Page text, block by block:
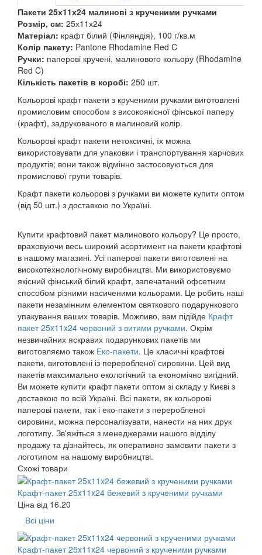
Пакети 25х11х24 малинові з крученими ручками
Розмір, см: 25х11х24
Матеріал: крафт білий (Фінляндія), 100 г/кв.м
Колір пакету: Pantone Rhodamine Red C
Ручки: паперові кручені, малинового кольору (Rhodamine
Red C)
Кількість пакетів в коробі: 250 шт.
Кольорові крафт пакети з крученими ручками виготовлені
промисловим способом з високоякісної фінської паперу
(крафт), задрукованого в малиновий колір.
Кольорові крафт пакети нетоксичні, їх можна
використовувати для упаковки і транспортування харчових
продуктів; вони також відмінно застосовуються для
промислової групи товарів.
Крафт пакети кольорові з ручками ви можете купити оптом
(від 50 шт.) з доставкою по Україні.
Купити крафтовий пакет малинового кольору? Це просто,
враховуючи весь широкий асортимент на пакети крафтові
в нашому магазині. Усі паперові пакети виготовлені на
високотехнологічному виробництві. Ми використовуємо
якісний фінський білий крафт, запечатаний офсетним
способом різними насиченими кольорами. Це робить наші
пакети незамінним елементом святкового подарункового
упакування ваших товарів. Можливо, вам підійде Крафт
пакет 25x11x24 червоний з витими ручками. Окрім
незвичайних яскравих подарункових пакетів ми
виготовляємо також Еко-пакети. Це класичні крафтові
пакети, виготовлені із переробленої сировини. Цей вид
пакетів максимально екологічний та економічно вигідний.
Ви можете купити крафт пакети оптом зі складу у Києві з
доставкою по всій Україні. Всі пакети, як кольорові
паперові пакети, так і еко-пакети з переробленої
сировини, можна персоналізувати, нанести на них друк
логотипу. Зв'яжіться з менеджерами нашого відділу
продажу та дізнайтесь, як оперативно замовити пакети з
логотипом на нашому виробництві.
Схожі товари
Крафт-пакет 25x11x24 бежевий з крученими ручками
Ціна від 16.20
Всі ціни
Крафт-пакет 25x11x24 червоний з крученими ручками